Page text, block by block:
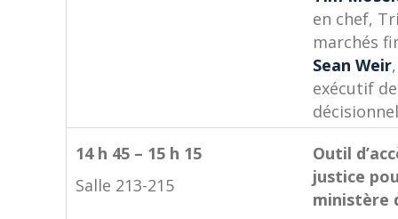
en chef,
marchés
Sean Weir
exécutif
14 h 45 – 15 h 15
Salle 213-215
Outil
justice
ministère